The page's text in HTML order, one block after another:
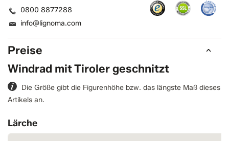
Preise
Windrad mit Tiroler geschnitzt
Die Größe gibt die Figurenhöhe bzw. das längste Maß dieses
Artikels an.
Lärche
0800 8877288
info@lignoma.com